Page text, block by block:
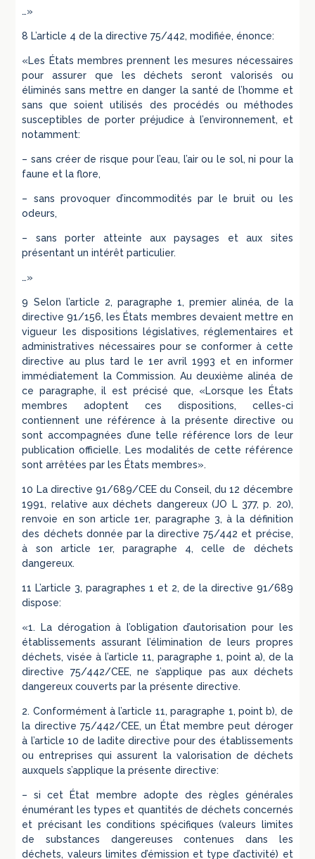
…»
8 L’article 4 de la directive 75/442, modifiée, énonce:
«Les États membres prennent les mesures nécessaires
pour assurer que les déchets seront valorisés ou
éliminés sans mettre en danger la santé de l’homme et
sans que soient utilisés des procédés ou méthodes
susceptibles de porter préjudice à l’environnement, et
notamment:
– sans créer de risque pour l’eau, l’air ou le sol, ni pour la
faune et la flore,
– sans provoquer d’incommodités par le bruit ou les
odeurs,
– sans porter atteinte aux paysages et aux sites
présentant un intérêt particulier.
…»
9 Selon l’article 2, paragraphe 1, premier alinéa, de la
directive 91/156, les États membres devaient mettre en
vigueur les dispositions législatives, réglementaires et
administratives nécessaires pour se conformer à cette
directive au plus tard le 1er avril 1993 et en informer
immédiatement la Commission. Au deuxième alinéa de
ce paragraphe, il est précisé que, «Lorsque les États
membres adoptent ces dispositions, celles-ci
contiennent une référence à la présente directive ou
sont accompagnées d’une telle référence lors de leur
publication officielle. Les modalités de cette référence
sont arrêtées par les États membres».
10 La directive 91/689/CEE du Conseil, du 12 décembre
1991, relative aux déchets dangereux (JO L 377, p. 20),
renvoie en son article 1er, paragraphe 3, à la définition
des déchets donnée par la directive 75/442 et précise,
à son article 1er, paragraphe 4, celle de déchets
dangereux.
11 L’article 3, paragraphes 1 et 2, de la directive 91/689
dispose:
«1. La dérogation à l’obligation d’autorisation pour les
établissements assurant l’élimination de leurs propres
déchets, visée à l’article 11, paragraphe 1, point a), de la
directive 75/442/CEE, ne s’applique pas aux déchets
dangereux couverts par la présente directive.
2. Conformément à l’article 11, paragraphe 1, point b), de
la directive 75/442/CEE, un État membre peut déroger
à l’article 10 de ladite directive pour des établissements
ou entreprises qui assurent la valorisation de déchets
auxquels s’applique la présente directive:
– si cet État membre adopte des règles générales
énumérant les types et quantités de déchets concernés
et précisant les conditions spécifiques (valeurs limites
de substances dangereuses contenues dans les
déchets, valeurs limites d’émission et type d’activité) et